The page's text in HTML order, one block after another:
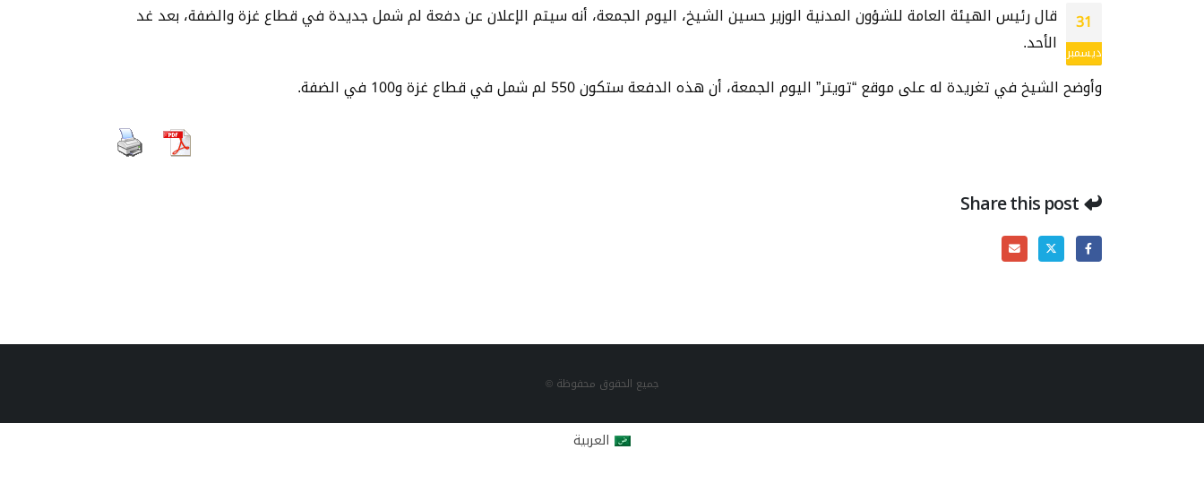
31
ديسمبر
قال رئيس الهيئة العامة للشؤون المدنية الوزير حسين الشيخ، اليوم الجمعة، أنه سيتم الإعلان عن دفعة لم شمل جديدة في قطاع غزة والضفة، بعد غد
الأحد.
وأوضح الشيخ في تغريدة له على موقع “تويتر” اليوم الجمعة، أن هذه الدفعة ستكون 550 لم شمل في قطاع غزة و100 في الضفة.
Share this post
جميع الحقوق محفوظة ©
العربية